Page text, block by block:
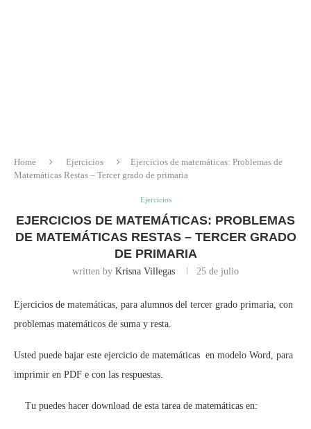
Home Ejercicios
Ejercicios de matemáticas: Problemas de
Matemáticas Restas – Tercer grado de primaria
Ejercicios
EJERCICIOS DE MATEMÁTICAS: PROBLEMAS
DE MATEMÁTICAS RESTAS – TERCER GRADO
DE PRIMARIA
written by Krisna Villegas 25 de julio
Ejercicios de matemáticas, para alumnos del tercer grado primaria, con
problemas matemáticos de suma y resta.
Usted puede bajar este ejercicio de matemáticas en modelo Word, para
imprimir en PDF e con las respuestas.
Tu puedes hacer download de esta tarea de matemáticas en: